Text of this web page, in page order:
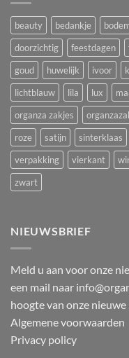
beauty bedankje
doorzichtig
feestdagen
goud
huwelijk ivoor
lichtblauw
lila lux
organza zakjes
roze
satijn sinterklaas
verpakking
vierkant
zwart
NIEUWSBRIEF
Meld u aan voor onze
een mail naar
hoogte van onze nieuwe
Algemene voorwaarden
Privacy policy